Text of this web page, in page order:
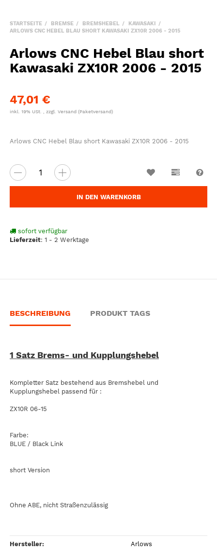
STARTSEITE BREMSE BREMSHEBEL
KAWASAKI
ARLOWS CNC HEBEL BLAU SHORT KAWASAKI ZX10R 2006 - 2015
Arlows CNC Hebel Blau short
Kawasaki ZX10R 2006 - 2015
47,01 €
inkl. 19% USt. , zzgl. Versand (Paketversand)
Arlows CNC Hebel Blau short Kawasaki ZX10R 2006 - 2015
IN DEN WARENKORB
sofort verfügbar
Lieferzeit: 1 - 2 Werktage
Wunschzettel
BESCHREIBUNG PRODUKT TAGS
1 Satz Brems- und Kupplungshebel
Kompletter Satz bestehend aus Bremshebel und
Kupplungshebel passend für :
ZX10R 06-15
Farbe:
BLUE / Black Link
short Version
Ohne ABE, nicht Straßenzulässig
Hersteller: Arlows